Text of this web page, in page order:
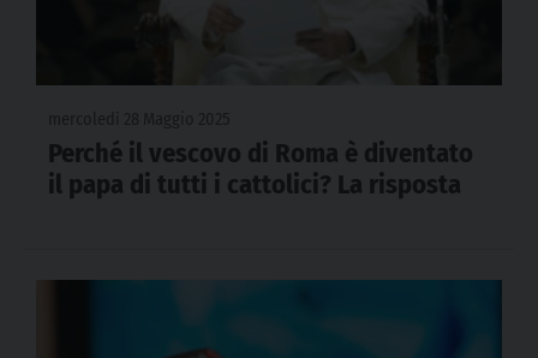
Perché il vescovo di Roma è diventato
il papa di tutti i cattolici? La risposta